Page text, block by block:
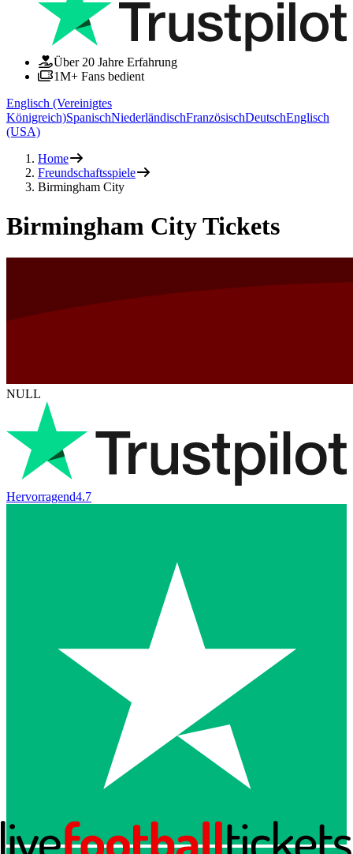
Über 20 Jahre Erfahrung
1M+ Fans bedient
Englisch (Vereinigtes
Königreich)SpanischNiederländischFranzösischDeutschEnglisch
(USA)
Home
Freundschaftsspiele
Birmingham City
Birmingham City Tickets
NULL
Hervorragend4.7